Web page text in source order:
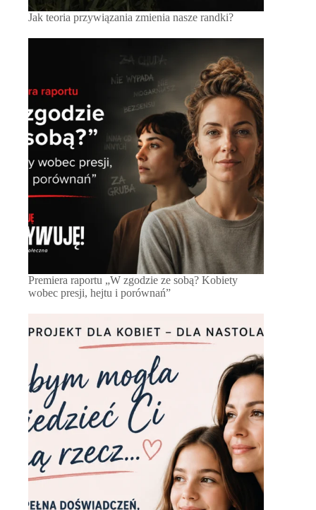
Jak teoria przywiązania zmienia nasze randki?
Premiera raportu „W zgodzie ze sobą? Kobiety
wobec presji, hejtu i porównań”